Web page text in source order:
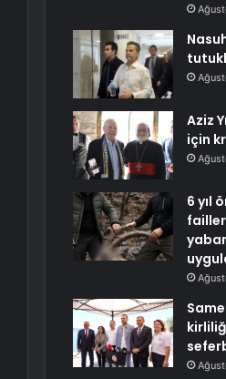
Aziz
için
6 yıl